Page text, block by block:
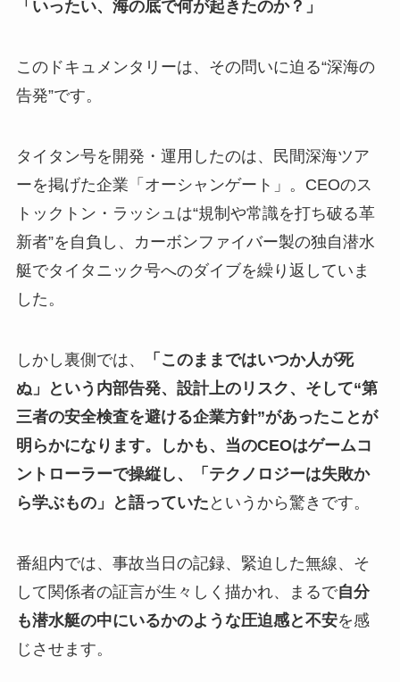
「いったい、海の底で何が起きたのか？」
このドキュメンタリーは、その問いに迫る“深海の
告発”です。
タイタン号を開発・運用したのは、民間深海ツア
ーを掲げた企業「オーシャンゲート」。CEOのス
トックトン・ラッシュは“規制や常識を打ち破る革
新者”を自負し、カーボンファイバー製の独自潜水
艇でタイタニック号へのダイブを繰り返していま
した。
しかし裏側では、
「このままではいつか人が死
ぬ」という内部告発、設計上のリスク、そして“第
三者の安全検査を避ける企業方針”があったことが
明らかになります。しかも、当のCEOはゲームコ
ントローラーで操縦し、「テクノロジーは失敗か
ら学ぶもの」と語っていた というから驚きです。
番組内では、事故当日の記録、緊迫した無線、そ
して関係者の証言が生々しく描かれ、まるで自分
も潜水艇の中にいるかのような圧迫感と不安を感
じさせます。